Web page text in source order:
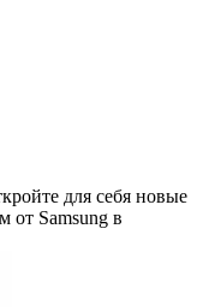
для себя новые
от Samsung в